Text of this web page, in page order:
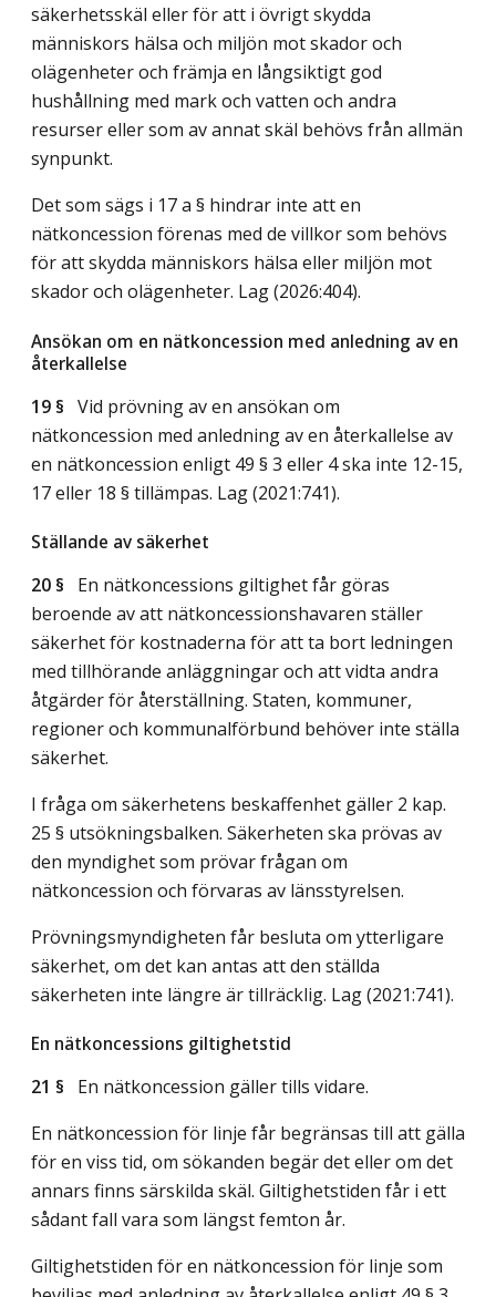
säkerhetsskäl eller för att i övrigt skydda
människors hälsa och miljön mot skador och
olägenheter och främja en långsiktigt god
hushållning med mark och vatten och andra
resurser eller som av annat skäl behövs från allmän
synpunkt.
Det som sägs i 17 a § hindrar inte att en
nätkoncession förenas med de villkor som behövs
för att skydda människors hälsa eller miljön mot
skador och olägenheter. Lag (2026:404).
Ansökan om en nätkoncession med anledning av en
återkallelse
19 § Vid prövning av en ansökan om
nätkoncession med anledning av en återkallelse av
en nätkoncession enligt 49 § 3 eller 4 ska inte 12-15,
17 eller 18 § tillämpas. Lag (2021:741).
Ställande av säkerhet
20 § En nätkoncessions giltighet får göras
beroende av att nätkoncessionshavaren ställer
säkerhet för kostnaderna för att ta bort ledningen
med tillhörande anläggningar och att vidta andra
åtgärder för återställning. Staten, kommuner,
regioner och kommunalförbund behöver inte ställa
säkerhet.
I fråga om säkerhetens beskaffenhet gäller 2 kap.
25 § utsökningsbalken. Säkerheten ska prövas av
den myndighet som prövar frågan om
nätkoncession och förvaras av länsstyrelsen.
Prövningsmyndigheten får besluta om ytterligare
säkerhet, om det kan antas att den ställda
säkerheten inte längre är tillräcklig. Lag (2021:741).
En nätkoncessions giltighetstid
21 § En nätkoncession gäller tills vidare.
En nätkoncession för linje får begränsas till att gälla
för en viss tid, om sökanden begär det eller om det
annars finns särskilda skäl. Giltighetstiden får i ett
sådant fall vara som längst femton år.
Giltighetstiden för en nätkoncession för linje som